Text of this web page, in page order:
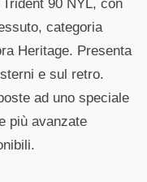
categoria
Heritage. Presenta
e sul retro.
ad uno speciale
più avanzate